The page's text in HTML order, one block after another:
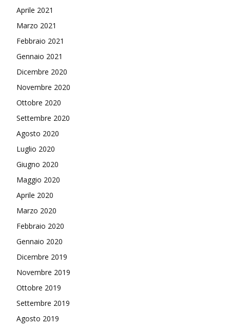
Aprile 2021
Marzo 2021
Febbraio 2021
Gennaio 2021
Dicembre 2020
Novembre 2020
Ottobre 2020
Settembre 2020
Agosto 2020
Luglio 2020
Giugno 2020
Maggio 2020
Aprile 2020
Marzo 2020
Febbraio 2020
Gennaio 2020
Dicembre 2019
Novembre 2019
Ottobre 2019
Settembre 2019
Agosto 2019